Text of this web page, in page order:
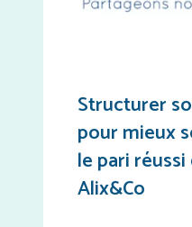
Structurer
pour mieux
le pari réussi
Alix&Co